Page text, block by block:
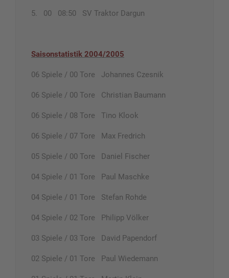
5. 00 08:50 SV Traktor Dargun
Saisonstatistik 2004/2005
06 Spiele / 00 Tore Johannes Czesnik
06 Spiele / 00 Tore Christian Baumann
06 Spiele / 08 Tore Tino Klook
06 Spiele / 07 Tore Max Fredrich
05 Spiele / 00 Tore Daniel Fischer
04 Spiele / 01 Tore Paul Maschke
04 Spiele / 01 Tore Stefan Rohde
04 Spiele / 02 Tore Philipp Völker
03 Spiele / 03 Tore David Papendorf
02 Spiele / 01 Tore Paul Wiedemann